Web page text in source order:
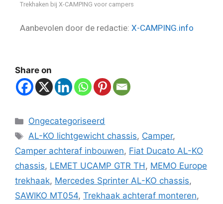
Trekhaken bij X-CAMPING voor campers
Aanbevolen door de redactie: X-CAMPING.info
Share on
Ongecategoriseerd
AL-KO lichtgewicht chassis, Camper,
Camper achteraf inbouwen, Fiat Ducato AL-KO
chassis, LEMET UCAMP GTR TH, MEMO Europe
trekhaak, Mercedes Sprinter AL-KO chassis,
SAWIKO MT054, Trekhaak achteraf monteren,